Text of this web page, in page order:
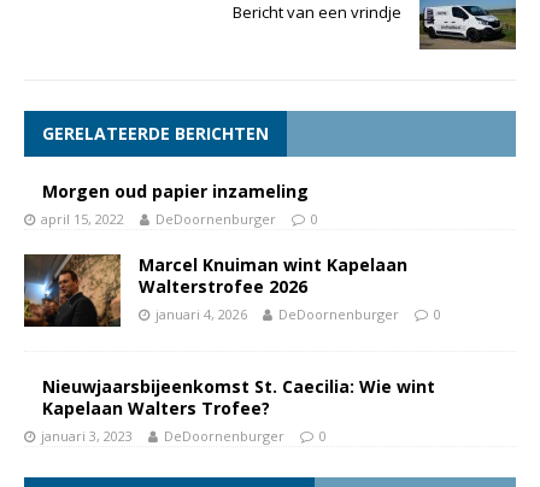
Bericht van een vrindje
GERELATEERDE BERICHTEN
Morgen oud papier inzameling
april 15, 2022 DeDoornenburger 0
Marcel Knuiman wint Kapelaan
Walterstrofee 2026
januari 4, 2026 DeDoornenburger 0
Nieuwjaarsbijeenkomst St. Caecilia: Wie wint
Kapelaan Walters Trofee?
januari 3, 2023 DeDoornenburger 0